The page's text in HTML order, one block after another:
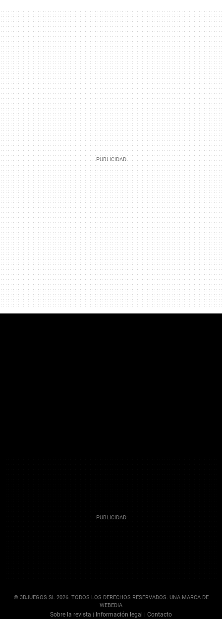
© 3DJUEGOS SL 2026. TODOS LOS DERECHOS RESERVADOS. UNA MARCA DE
WEBEDIA
Sobre la revista | Información legal | Contacto